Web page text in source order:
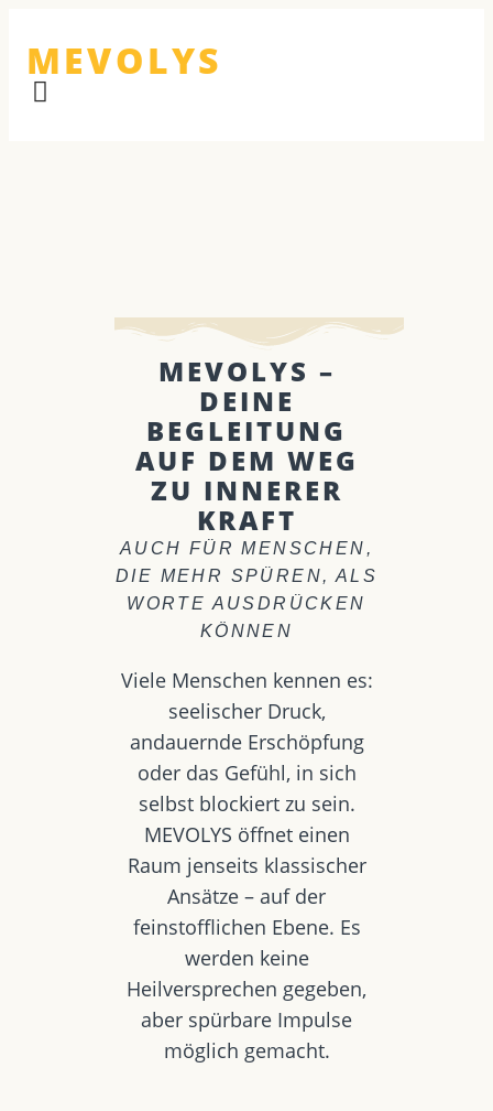
MEVOLYS
MEVOLYS –
DEINE
BEGLEITUNG
AUF DEM WEG
ZU INNERER
KRAFT
AUCH FÜR MENSCHEN,
DIE MEHR SPÜREN, ALS
WORTE AUSDRÜCKEN
KÖNNEN
Viele Menschen kennen es:
seelischer Druck,
andauernde Erschöpfung
oder das Gefühl, in sich
selbst blockiert zu sein.
MEVOLYS öffnet einen
Raum jenseits klassischer
Ansätze – auf der
feinstofflichen Ebene. Es
werden keine
Heilversprechen gegeben,
aber spürbare Impulse
möglich gemacht.